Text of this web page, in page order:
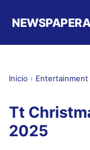
Inicio › Entertainment
Tt
2025